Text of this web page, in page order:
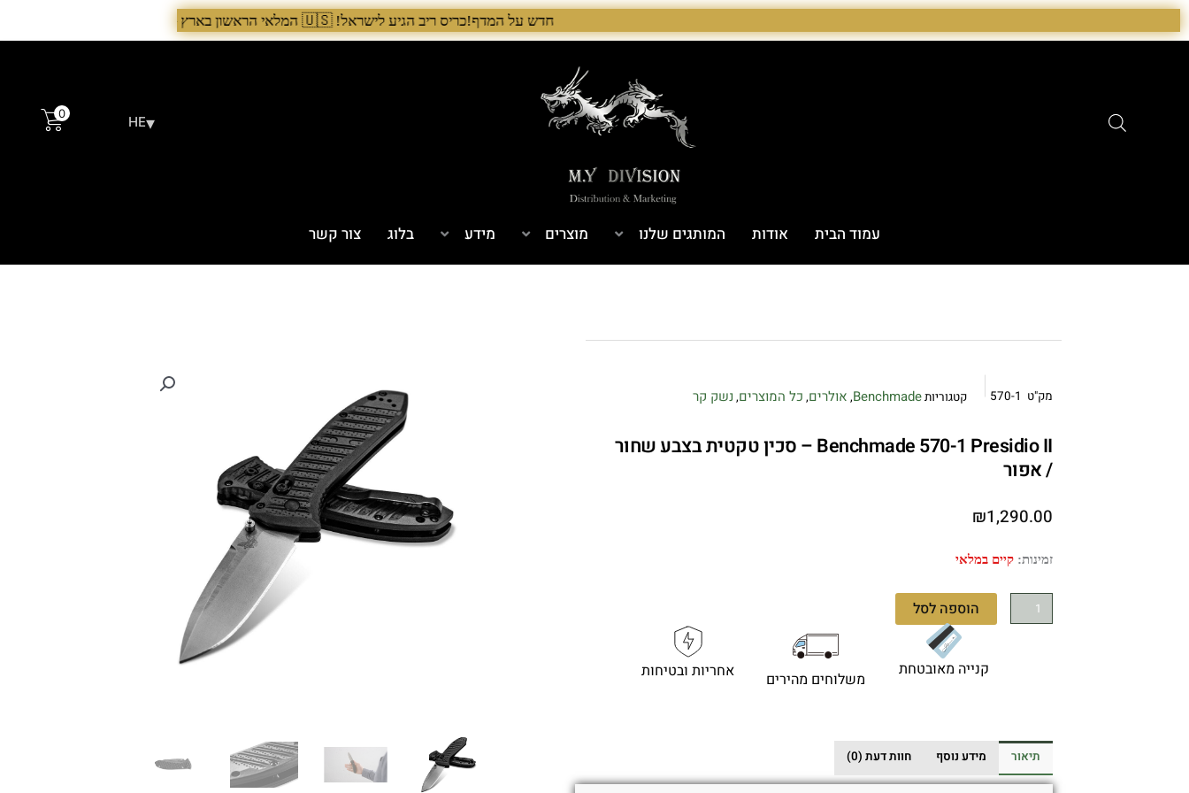
דילוג
לתוכן
חדש על המדף!כריס ריב הגיע לישראל! 🇺🇸 המלאי הראשון בארץ – עכשיו אצל היבואן הבלעדי לרגל ההשקה, 5% הנחה על כל מוצרי Chris Reeve לזמן מוגבל. בנוסף, הגיע גם מלאי חדש של Benchmade ו־Microtech. לרכישה עכשיו›. >
HE▾
0
עמוד הבית אודות המותגים שלנו מוצרים מידע בלוג צור קשר
מק"ט 570-1 קטגוריותBenchmade
, אולרים, כל המוצרים, נשק קר
Benchmade 570-1 Presidio II – סכין טקטית בצבע שחור
/ אפור
₪1,290.00
זמינות: קיים במלאי
כמות
Benchmade
570-
טקטית
בצבע
הוספה לסל
קנייה מאובטחת משלוחים מהירים אחריות ובטיחות
תיאור מידע נוסף חוות דעת (0)